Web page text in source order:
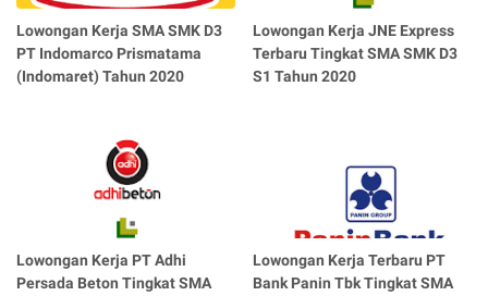
Lowongan Kerja SMA SMK D3
PT Indomarco Prismatama
(Indomaret) Tahun 2020
Lowongan Kerja JNE Express
Terbaru Tingkat SMA SMK D3
S1 Tahun 2020
Lowongan Kerja PT Adhi
Persada Beton Tingkat SMA
Lowongan Kerja Terbaru PT
Bank Panin Tbk Tingkat SMA